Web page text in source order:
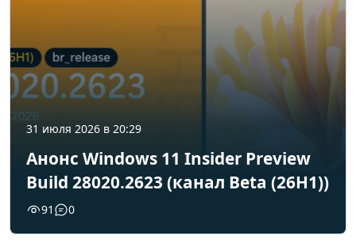
31 июля 2026 в 20:29
Анонс Windows 11 Insider Preview
Build 28020.2623 (канал Beta (26H1))
91 0